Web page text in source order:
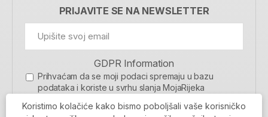
PRIJAVITE SE NA NEWSLETTER
GDPR Information
Prihvaćam da se moji podaci spremaju u bazu
podataka i koriste u svrhu slanja MojaRijeka
Koristimo kolačiće kako bismo poboljšali vaše korisničko